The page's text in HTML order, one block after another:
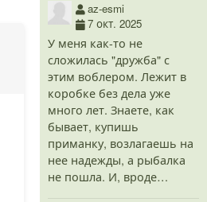
az-esmi
7 окт. 2025
У меня как-то не
сложилась "дружба" с
этим воблером. Лежит в
коробке без дела уже
много лет. Знаете, как
бывает, купишь
приманку, возлагаешь на
нее надежды, а рыбалка
не пошла. И, вроде…